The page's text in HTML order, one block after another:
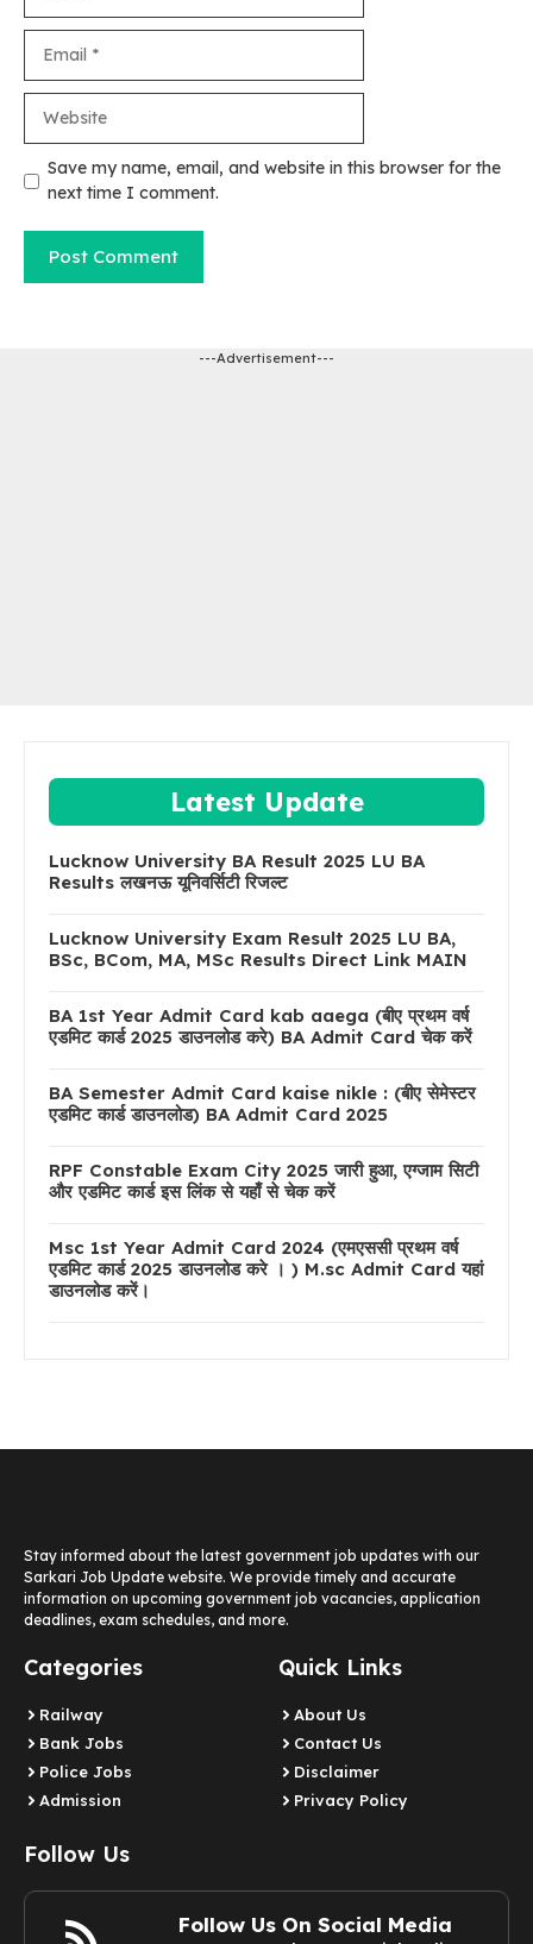
Save my name, email, and website in this browser for the
next time I comment.
---Advertisement---
Latest Update
Lucknow University BA Result 2025 LU BA
Results लखनऊ यूनिवर्सिटी रिजल्ट
Lucknow University Exam Result 2025 LU BA,
BSc, BCom, MA, MSc Results Direct Link MAIN
BA 1st Year Admit Card kab aaega (बीए प्रथम वर्ष
एडमिट कार्ड 2025 डाउनलोड करे) BA Admit Card चेक करें
BA Semester Admit Card kaise nikle : (बीए सेमेस्टर
एडमिट कार्ड डाउनलोड) BA Admit Card 2025
RPF Constable Exam City 2025 जारी हुआ, एग्जाम सिटी
और एडमिट कार्ड इस लिंक से यहाँ से चेक करें
Msc 1st Year Admit Card 2024 (एमएससी प्रथम वर्ष
एडमिट कार्ड 2025 डाउनलोड करे । ) M.sc Admit Card यहां
डाउनलोड करें।
Stay informed about the latest government job updates with our
Sarkari Job Update website. We provide timely and accurate
information on upcoming government job vacancies, application
deadlines, exam schedules, and more.
Categories
Railway
Bank Jobs
Police Jobs
Admission
Quick Links
About Us
Contact Us
Disclaimer
Privacy Policy
Follow Us
Follow Us On Social Media